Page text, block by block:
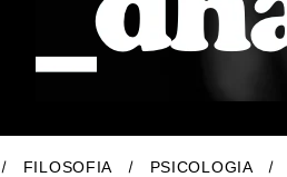
FILOSOFIA PSICOLOGIA